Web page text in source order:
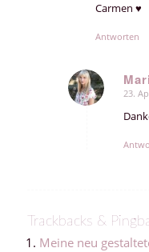
Carmen ♥
Antworten
23.
Trackbacks &
Meine neu